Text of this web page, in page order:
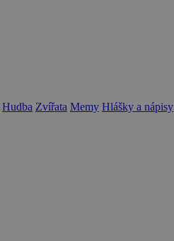
Hudba Zvířata Memy Hlášky a nápisy